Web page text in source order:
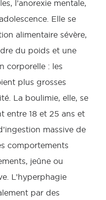
l’anorexie mentale,
Elle se
alimentaire sévère,
du poids et une
corporelle : les
plus grosses
La boulimie, elle, se
entre 18 et 25 ans et
massive de
comportements
jeûne ou
L’hyperphagie
par des